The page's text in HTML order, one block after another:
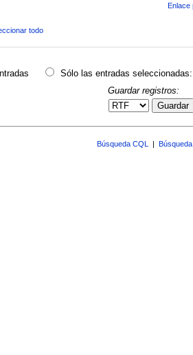
Enlace
todo
Sólo las entradas seleccionadas:
Guardar registros:
Guardar
Búsqueda CQL